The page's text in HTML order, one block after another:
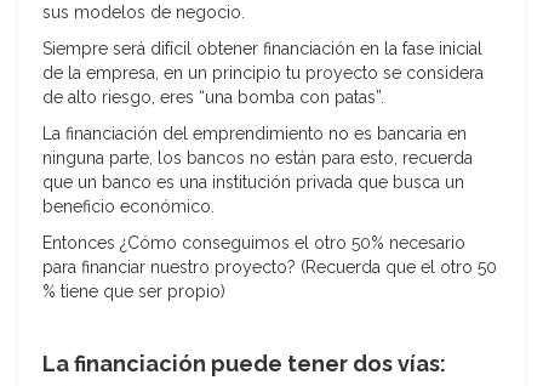
sus modelos de negocio.
Siempre será difícil obtener financiación en la fase inicial
de la empresa, en un principio tu proyecto se considera
de alto riesgo, eres “una bomba con patas”.
La financiación del emprendimiento no es bancaria en
ninguna parte, los bancos no están para esto, recuerda
que un banco es una institución privada que busca un
beneficio económico.
Entonces ¿Cómo conseguimos el otro 50% necesario
para financiar nuestro proyecto? (Recuerda que el otro 50
% tiene que ser propio)
La financiación puede tener dos vías: